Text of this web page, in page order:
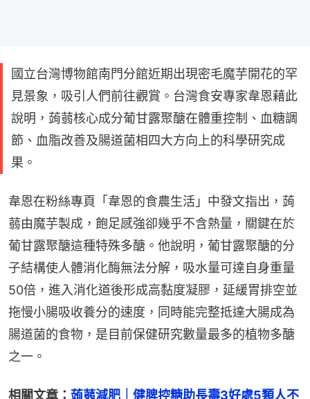
國立台灣博物館南門分館近期出現密毛魔芋開花的罕
見景象，吸引人們前往觀賞。台灣食安專家韋恩藉此
說明，蒟蒻核心成分葡甘露聚醣在體重控制、血糖調
節、血脂改善及腸道菌相四大方向上的科學研究成
果。
韋恩在粉絲專頁「韋恩的食農生活」中發文指出，蒟
蒻由魔芋製成，飽足感強卻幾乎不含熱量，關鍵在於
葡甘露聚醣這種特殊多醣。他說明，葡甘露聚醣的分
子結構使人體消化酶無法分解，吸水量可達自身重量
50倍，進入消化道後形成高黏度凝膠，延緩胃排空並
拖慢小腸吸收養分的速度，同時能完整抵達大腸成為
腸道菌的食物，是目前保健研究數量最多的植物多醣
之一。
相關文章： 蒟蒻減肥｜健脾控糖助長壽3好處5類人不